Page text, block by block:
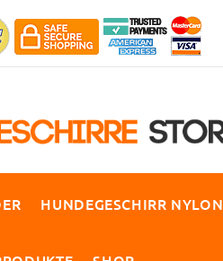
HUNDEGESCHIRR NYLON